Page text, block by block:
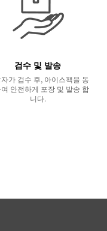
검수 및 발송
가 검수 후, 아이스팩을 동
안전하게 포장 및 발송 합
니다.
슬라이드